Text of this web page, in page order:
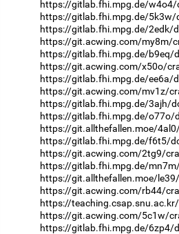
https://gitlab.fhi.mpg.de/
https://gitlab.fhi.mpg.de/
https://gitlab.fhi.mpg.de/2edk/
https://git.acwing.com/my8m/
https://gitlab.fhi.mpg.de/b9eq/
https://git.acwing.com/x50o/
https://gitlab.fhi.mpg.de/ee6a/
https://git.acwing.com/mv1z/
https://gitlab.fhi.mpg.de/3ajh/
https://gitlab.fhi.mpg.de/o77o/
https://git.allthefallen.moe/
https://gitlab.fhi.mpg.de/f6t5/
https://git.acwing.com/2tg9/
https://gitlab.fhi.mpg.de/
https://git.allthefallen.moe/
https://git.acwing.com/rb44/
https://
https://git.acwing.com/5c1w/
https://gitlab.fhi.mpg.de/6zp4/